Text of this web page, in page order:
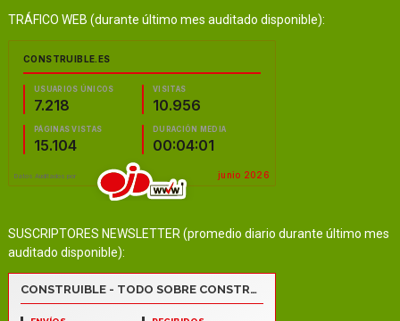
TRÁFICO WEB (durante último mes auditado disponible):
SUSCRIPTORES NEWSLETTER (promedio diario durante último mes
auditado disponible):